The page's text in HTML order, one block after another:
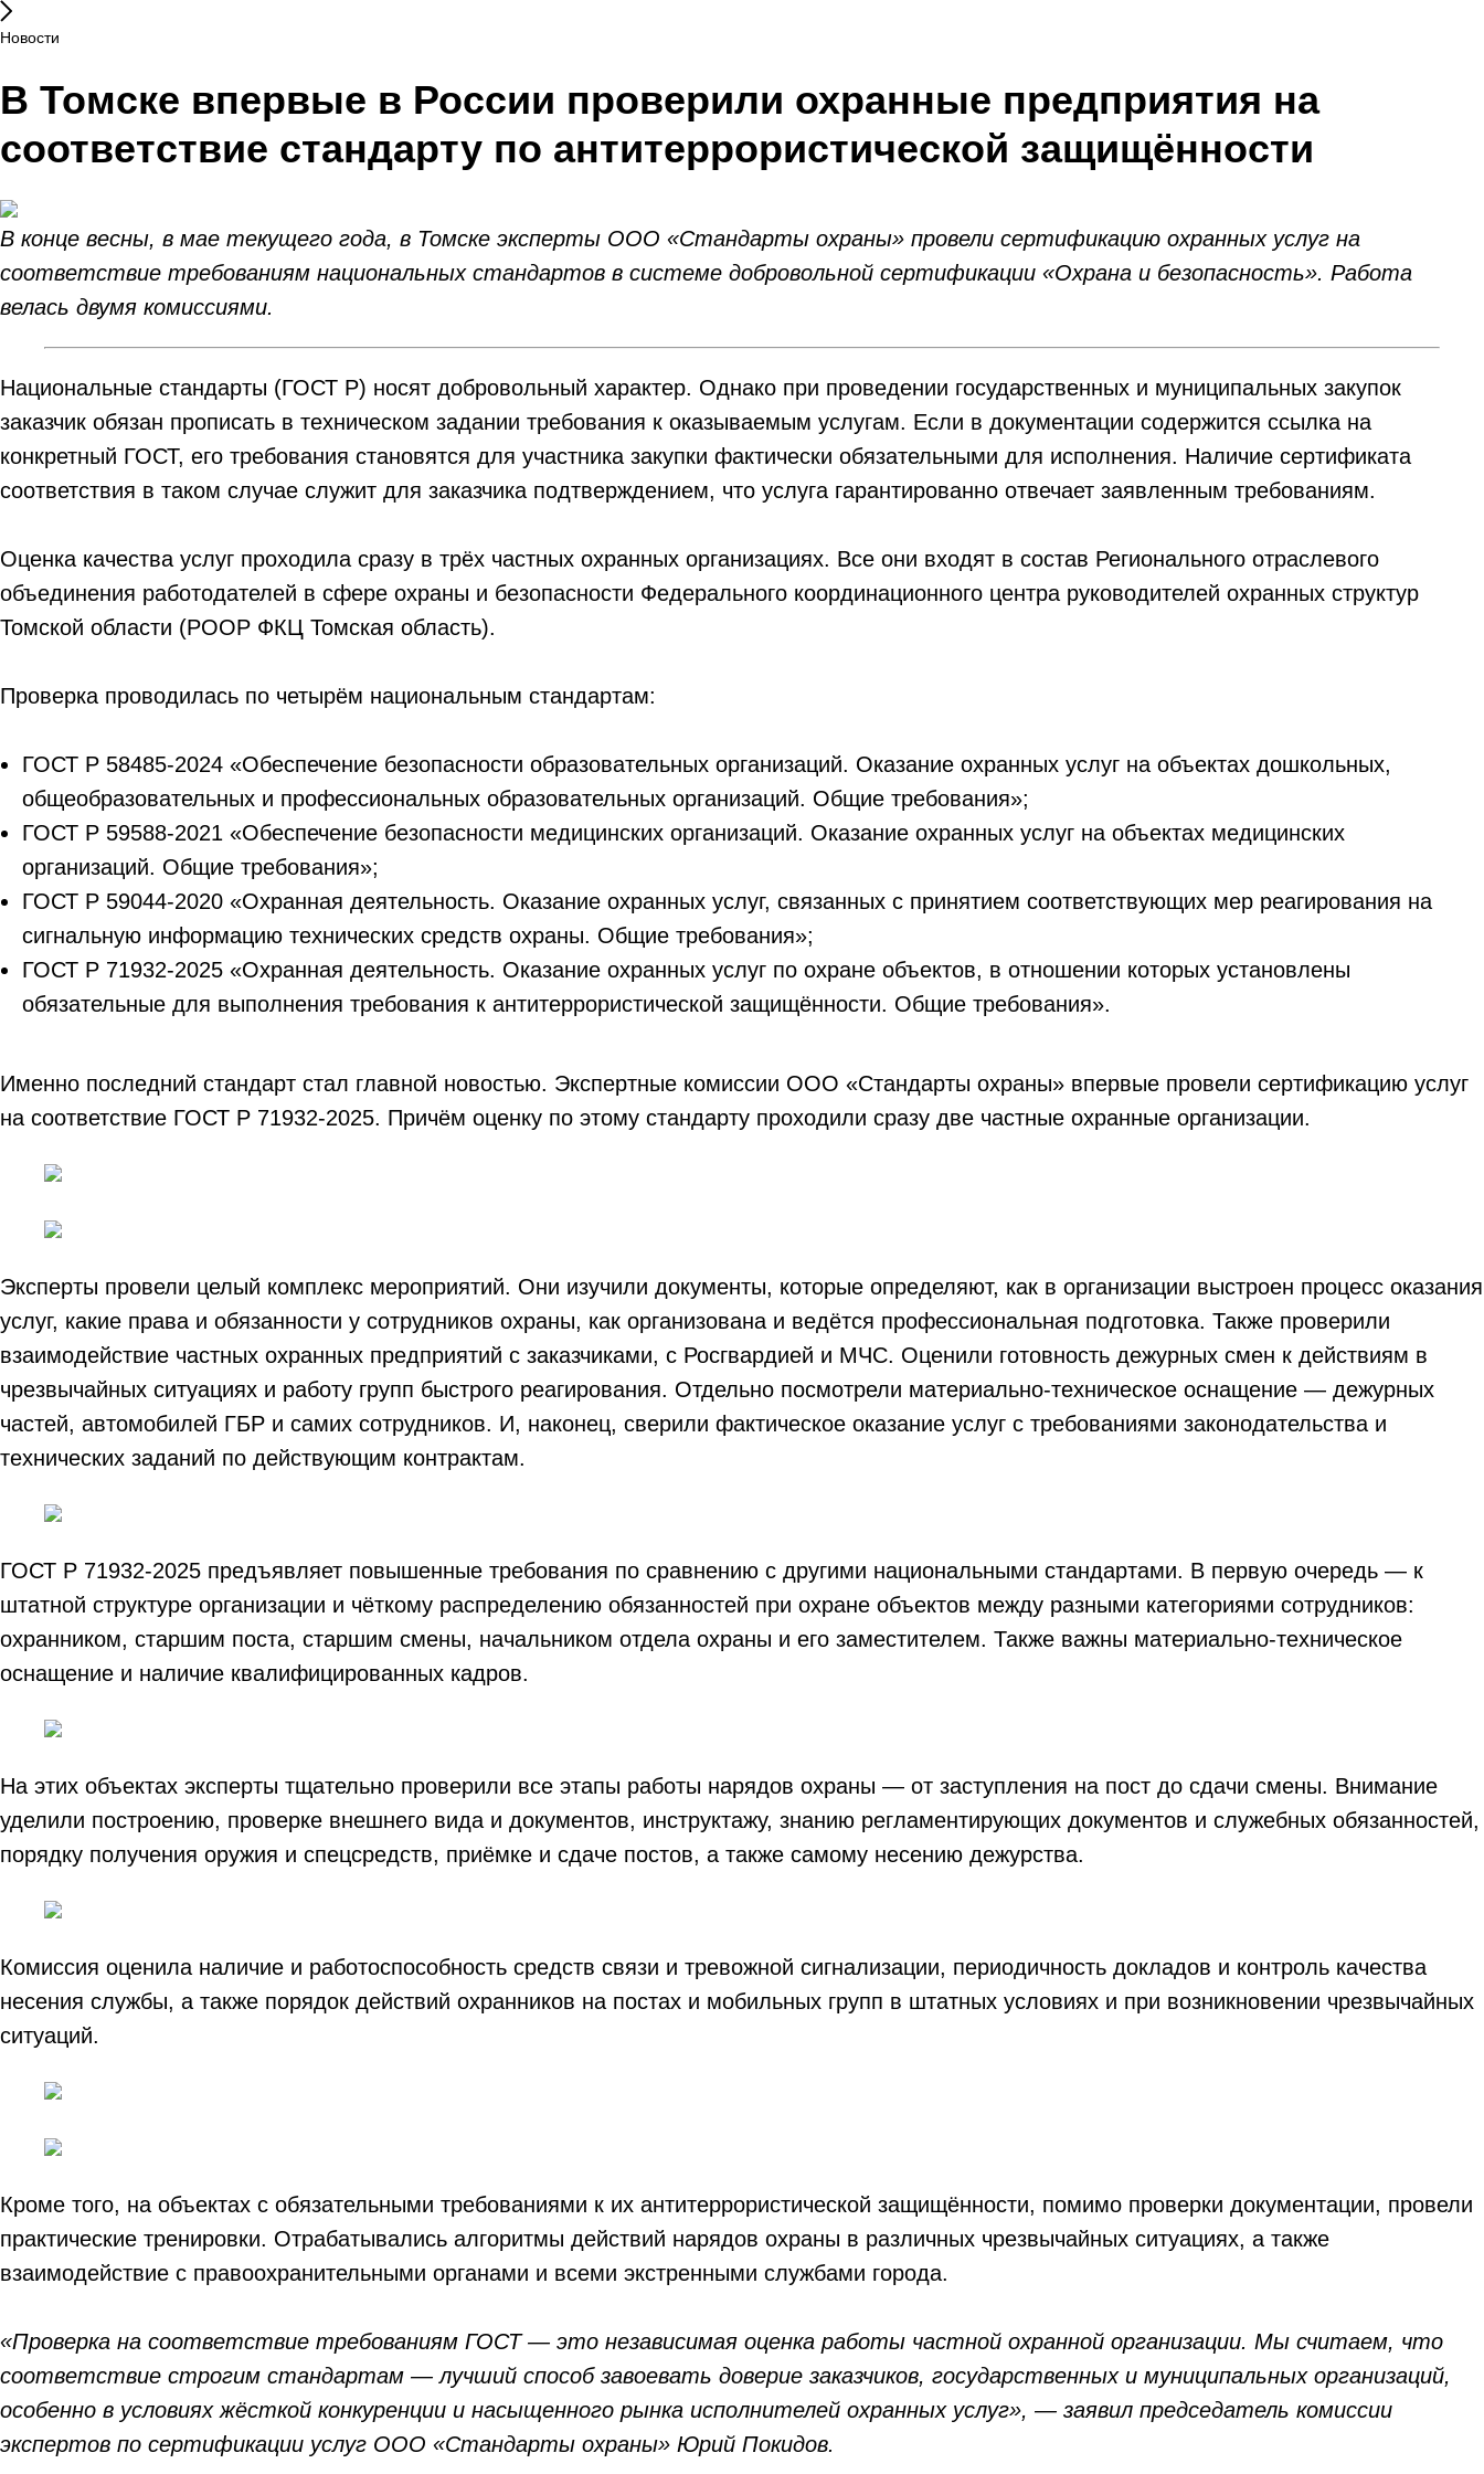
Новости
В Томске впервые в России проверили охранные предприятия на
соответствие стандарту по антитеррористической защищённости
В конце весны, в мае текущего года, в Томске эксперты ООО «Стандарты охраны» провели сертификацию охранных услуг на
соответствие требованиям национальных стандартов в системе добровольной сертификации «Охрана и безопасность». Работа
велась двумя комиссиями.
Национальные стандарты (ГОСТ Р) носят добровольный характер. Однако при проведении государственных и муниципальных закупок
заказчик обязан прописать в техническом задании требования к оказываемым услугам. Если в документации содержится ссылка на
конкретный ГОСТ, его требования становятся для участника закупки фактически обязательными для исполнения. Наличие сертификата
соответствия в таком случае служит для заказчика подтверждением, что услуга гарантированно отвечает заявленным требованиям.
Оценка качества услуг проходила сразу в трёх частных охранных организациях. Все они входят в состав Регионального отраслевого
объединения работодателей в сфере охраны и безопасности Федерального координационного центра руководителей охранных структур
Томской области (РООР ФКЦ Томская область).
Проверка проводилась по четырём национальным стандартам:
ГОСТ Р 58485-2024 «Обеспечение безопасности образовательных организаций. Оказание охранных услуг на объектах дошкольных,
общеобразовательных и профессиональных образовательных организаций. Общие требования»;
ГОСТ Р 59588-2021 «Обеспечение безопасности медицинских организаций. Оказание охранных услуг на объектах медицинских
организаций. Общие требования»;
ГОСТ Р 59044-2020 «Охранная деятельность. Оказание охранных услуг, связанных с принятием соответствующих мер реагирования на
сигнальную информацию технических средств охраны. Общие требования»;
ГОСТ Р 71932-2025 «Охранная деятельность. Оказание охранных услуг по охране объектов, в отношении которых установлены
обязательные для выполнения требования к антитеррористической защищённости. Общие требования».
Именно последний стандарт стал главной новостью. Экспертные комиссии ООО «Стандарты охраны» впервые провели сертификацию услуг
на соответствие ГОСТ Р 71932-2025. Причём оценку по этому стандарту проходили сразу две частные охранные организации.
Эксперты провели целый комплекс мероприятий. Они изучили документы, которые определяют, как в организации выстроен процесс оказания
услуг, какие права и обязанности у сотрудников охраны, как организована и ведётся профессиональная подготовка. Также проверили
взаимодействие частных охранных предприятий с заказчиками, с Росгвардией и МЧС. Оценили готовность дежурных смен к действиям в
чрезвычайных ситуациях и работу групп быстрого реагирования. Отдельно посмотрели материально-техническое оснащение — дежурных
частей, автомобилей ГБР и самих сотрудников. И, наконец, сверили фактическое оказание услуг с требованиями законодательства и
технических заданий по действующим контрактам.
ГОСТ Р 71932-2025 предъявляет повышенные требования по сравнению с другими национальными стандартами. В первую очередь — к
штатной структуре организации и чёткому распределению обязанностей при охране объектов между разными категориями сотрудников:
охранником, старшим поста, старшим смены, начальником отдела охраны и его заместителем. Также важны материально-техническое
оснащение и наличие квалифицированных кадров.
На этих объектах эксперты тщательно проверили все этапы работы нарядов охраны — от заступления на пост до сдачи смены. Внимание
уделили построению, проверке внешнего вида и документов, инструктажу, знанию регламентирующих документов и служебных обязанностей,
порядку получения оружия и спецсредств, приёмке и сдаче постов, а также самому несению дежурства.
Комиссия оценила наличие и работоспособность средств связи и тревожной сигнализации, периодичность докладов и контроль качества
несения службы, а также порядок действий охранников на постах и мобильных групп в штатных условиях и при возникновении чрезвычайных
ситуаций.
Кроме того, на объектах с обязательными требованиями к их антитеррористической защищённости, помимо проверки документации, провели
практические тренировки. Отрабатывались алгоритмы действий нарядов охраны в различных чрезвычайных ситуациях, а также
взаимодействие с правоохранительными органами и всеми экстренными службами города.
«Проверка на соответствие требованиям ГОСТ — это независимая оценка работы частной охранной организации. Мы считаем, что
соответствие строгим стандартам — лучший способ завоевать доверие заказчиков, государственных и муниципальных организаций,
особенно в условиях жёсткой конкуренции и насыщенного рынка исполнителей охранных услуг», — заявил председатель комиссии
экспертов по сертификации услуг ООО «Стандарты охраны» Юрий Покидов.